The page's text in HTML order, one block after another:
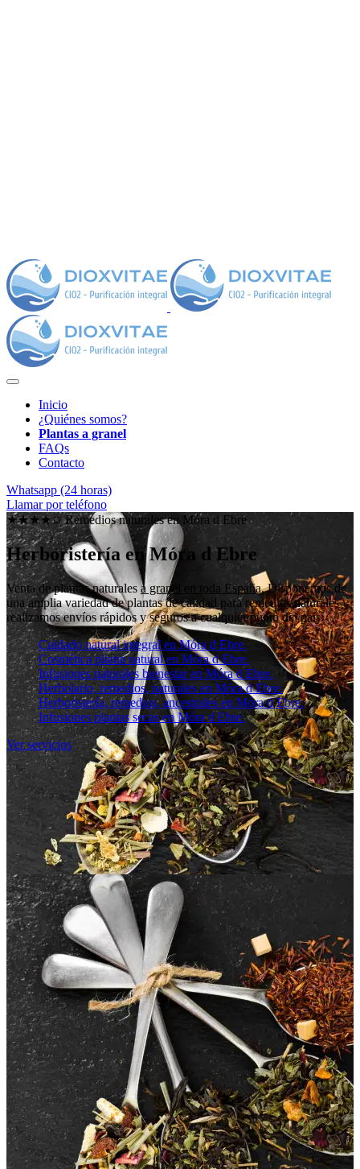
Inicio
¿Quiénes somos?
Plantas a granel
FAQs
Contacto
Whatsapp (24 horas)
Llamar por teléfono
★★★★✩ Remedios naturales en Móra d Ebre
Herboristería en Móra d Ebre
Venta de plantas naturalesa granel en toda España. Disponemos de
una amplia variedad de plantas de calidad para remedios naturales y
realizamos envíos rápidos y seguros a cualquier punto del país.
Cuidado natural integral en Móra d Ebre.
Cosmética planta natural en Móra d Ebre.
Infusiones naturales bienestar en Móra d Ebre.
Herbolario, remedios, naturales en Móra d Ebre.
Herboristería, remedios, ancestrales en Móra d Ebre.
Infusiones plantas secas en Móra d Ebre.
Ver servicios